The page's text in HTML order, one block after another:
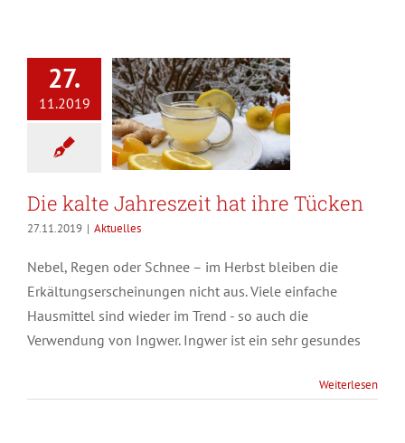
27.
11.2019
Die kalte Jahreszeit hat ihre Tücken
27.11.2019 | Aktuelles
Nebel, Regen oder Schnee – im Herbst bleiben die
Erkältungserscheinungen nicht aus. Viele einfache
Hausmittel sind wieder im Trend - so auch die
Verwendung von Ingwer. Ingwer ist ein sehr gesundes
Weiterlesen